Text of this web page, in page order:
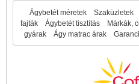
Ágybetét méretek Szaküzletek
fajták
Ágybetét tisztítás Márkák,
gyárak
Ágy matrac árak